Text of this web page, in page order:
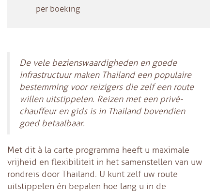
per boeking
De vele bezienswaardigheden en goede
infrastructuur maken Thailand een populaire
bestemming voor reizigers die zelf een route
willen uitstippelen. Reizen met een privé-
chauffeur en gids is in Thailand bovendien
goed betaalbaar.
Met dit à la carte programma heeft u maximale
vrijheid en flexibiliteit in het samenstellen van uw
rondreis door Thailand. U kunt zelf uw route
uitstippelen én bepalen hoe lang u in de